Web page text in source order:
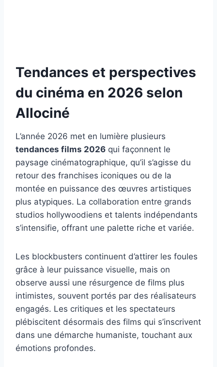
Tendances et perspectives
du cinéma en 2026 selon
Allociné
L’année 2026 met en lumière plusieurs
tendances films 2026 qui façonnent le
paysage cinématographique, qu’il s’agisse du
retour des franchises iconiques ou de la
montée en puissance des œuvres artistiques
plus atypiques. La collaboration entre grands
studios hollywoodiens et talents indépendants
s’intensifie, offrant une palette riche et variée.
Les blockbusters continuent d’attirer les foules
grâce à leur puissance visuelle, mais on
observe aussi une résurgence de films plus
intimistes, souvent portés par des réalisateurs
engagés. Les critiques et les spectateurs
plébiscitent désormais des films qui s’inscrivent
dans une démarche humaniste, touchant aux
émotions profondes.